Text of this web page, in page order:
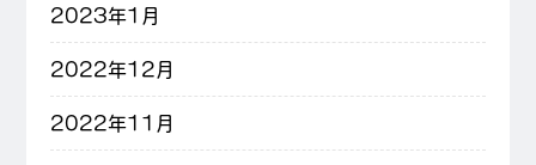
2023年1月
2022年12月
2022年11月